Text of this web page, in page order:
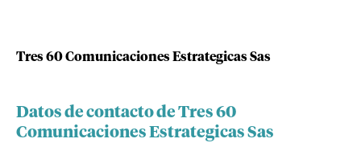
Tres 60 Comunicaciones Estrategicas Sas
Datos de contacto de Tres 60
Comunicaciones Estrategicas Sas